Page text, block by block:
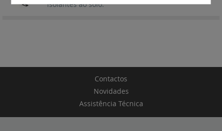
isolantes ao solo.
Contactos
Novidades
Assistência Técnica